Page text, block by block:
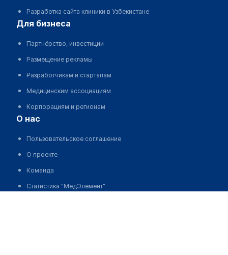
Разработка сайта клиники в Узбекистане
для бизнеса
Партнёрство, инвестиции
Размещение рекламы
Разработчикам и стартапам
Медицинским ассоциациям
Корпорациям и регионам
о нас
Пользовательское соглашение
О проекте
Команда
Статистика "МедЭлемент"